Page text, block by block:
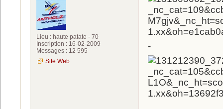
Lieu : haute patate - 70
Inscription : 16-02-2009
Messages : 12 595
Site Web
-